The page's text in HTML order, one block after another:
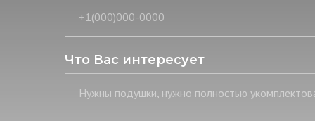
+1(000)000-0000
Что Вас интересует